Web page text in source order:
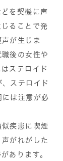
を契機に声
ることで発
が生じま
後の女性や
ステロイド
ステロイド
には注意が必
疾患に喫煙
がれがした
あります。